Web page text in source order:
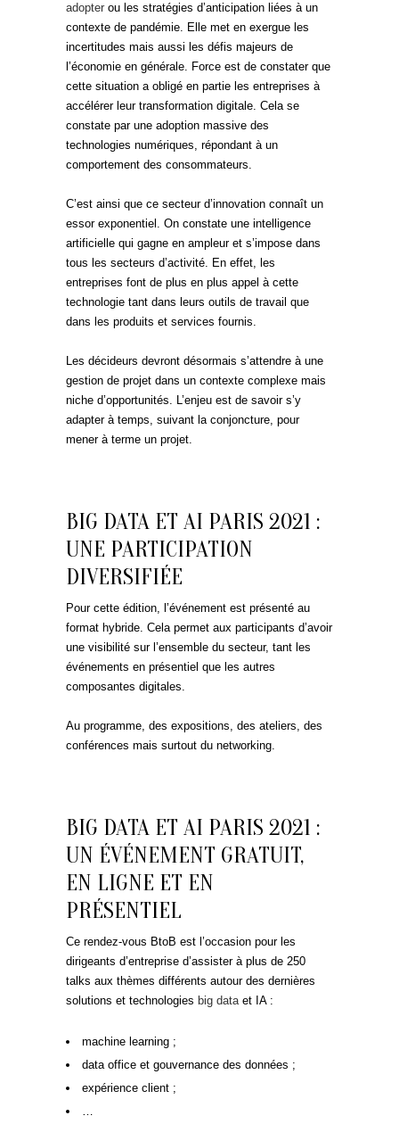
adopter ou les stratégies d’anticipation liées à un
contexte de pandémie. Elle met en exergue les
incertitudes mais aussi les défis majeurs de
l’économie en générale. Force est de constater que
cette situation a obligé en partie les entreprises à
accélérer leur transformation digitale. Cela se
constate par une adoption massive des
technologies numériques, répondant à un
comportement des consommateurs.
C’est ainsi que ce secteur d’innovation connaît un
essor exponentiel. On constate une intelligence
artificielle qui gagne en ampleur et s’impose dans
tous les secteurs d’activité. En effet, les
entreprises font de plus en plus appel à cette
technologie tant dans leurs outils de travail que
dans les produits et services fournis.
Les décideurs devront désormais s’attendre à une
gestion de projet dans un contexte complexe mais
niche d’opportunités. L’enjeu est de savoir s’y
adapter à temps, suivant la conjoncture, pour
mener à terme un projet.
BIG DATA ET AI PARIS 2021 :
UNE PARTICIPATION
DIVERSIFIÉE
Pour cette édition, l’événement est présenté au
format hybride. Cela permet aux participants d’avoir
une visibilité sur l’ensemble du secteur, tant les
événements en présentiel que les autres
composantes digitales.
Au programme, des expositions, des ateliers, des
conférences mais surtout du networking.
BIG DATA ET AI PARIS 2021 :
UN ÉVÉNEMENT GRATUIT,
EN LIGNE ET EN
PRÉSENTIEL
Ce rendez-vous BtoB est l’occasion pour les
dirigeants d’entreprise d’assister à plus de 250
talks aux thèmes différents autour des dernières
solutions et technologies big dataet IA :
machine learning ;
data office et gouvernance des données ;
expérience client ;
…